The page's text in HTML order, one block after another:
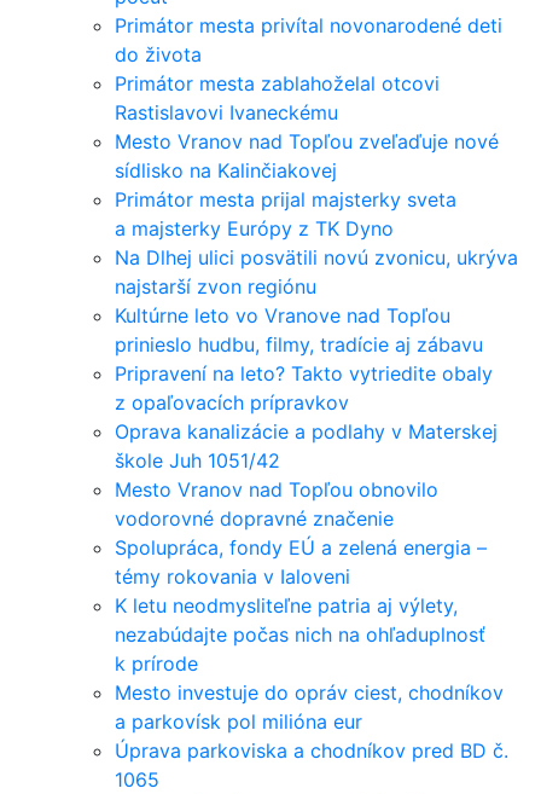
Primátor mesta privítal novonarodené deti
do života
Primátor mesta zablahoželal otcovi
Rastislavovi Ivaneckému
Mesto Vranov nad Topľou zveľaďuje nové
sídlisko na Kalinčiakovej
Primátor mesta prijal majsterky sveta
a majsterky Európy z TK Dyno
Na Dlhej ulici posvätili novú zvonicu, ukrýva
najstarší zvon regiónu
Kultúrne leto vo Vranove nad Topľou
prinieslo hudbu, filmy, tradície aj zábavu
Pripravení na leto? Takto vytriedite obaly
z opaľovacích prípravkov
Oprava kanalizácie a podlahy v Materskej
škole Juh 1051/42
Mesto Vranov nad Topľou obnovilo
vodorovné dopravné značenie
Spolupráca, fondy EÚ a zelená energia –
témy rokovania v Ialoveni
K letu neodmysliteľne patria aj výlety,
nezabúdajte počas nich na ohľaduplnosť
k prírode
Mesto investuje do opráv ciest, chodníkov
a parkovísk pol milióna eur
Úprava parkoviska a chodníkov pred BD č.
1065